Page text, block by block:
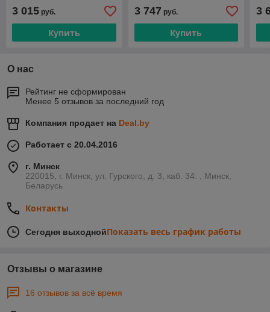
3 015 руб.
Купить
3 747 руб.
Купить
3
О нас
Рейтинг не сформирован
Менее 5 отзывов за последний год
Компания продает на Deal.by
Работает с 20.04.2016
г. Минск
220015, г. Минск, ул. Гурского, д. 3, каб. 34. , Минск,
Беларусь
Контакты
Сегодня выходнойПоказать весь график работы
Отзывы о магазине
16 отзывов за всё время